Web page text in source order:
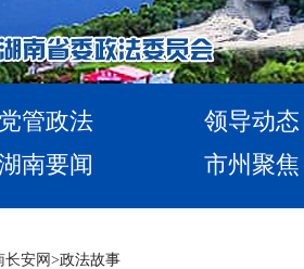
党管政法
领导动态
南要闻
市州聚焦
长安网>政法故事